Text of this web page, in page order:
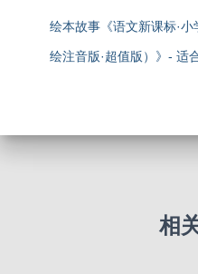
绘本故事《语文新课标·
绘注音版·超值版）》- 适
相